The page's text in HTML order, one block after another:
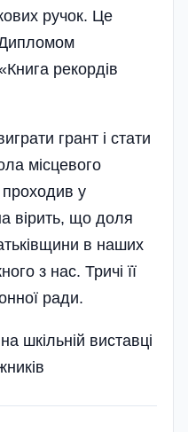
ручок. Це
Дипломом
рекордів
грант і стати
місцевого
у
вірить, що доля
в наших
з нас. Тричі її
ради.
шкільній виставці